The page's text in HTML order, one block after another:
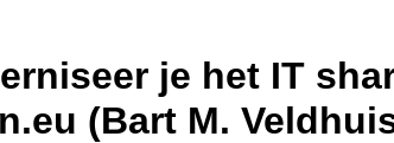
je het IT
(Bart M.